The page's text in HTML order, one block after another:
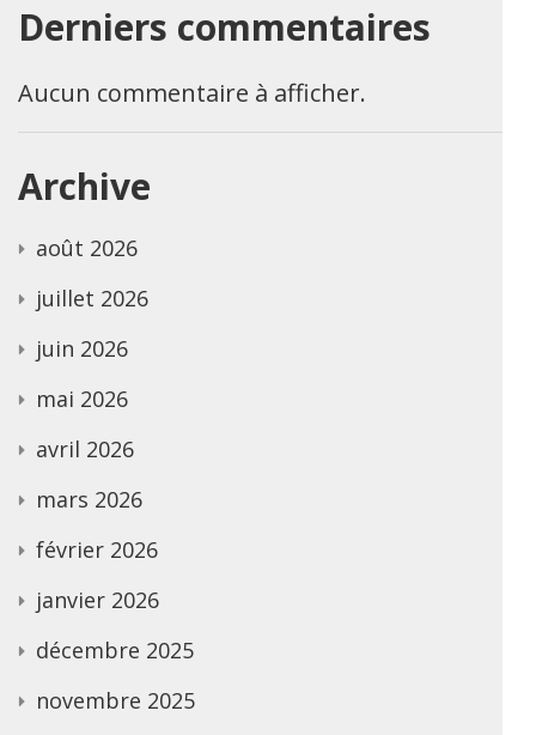
Derniers commentaires
Aucun commentaire à afficher.
Archive
août 2026
juillet 2026
juin 2026
mai 2026
avril 2026
mars 2026
février 2026
janvier 2026
décembre 2025
novembre 2025